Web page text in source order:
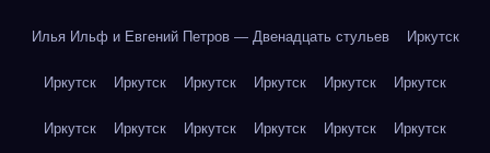
Илья Ильф и Евгений Петров — Двенадцать стульев Иркутск
Иркутск Иркутск Иркутск Иркутск Иркутск Иркутск
Иркутск Иркутск Иркутск Иркутск Иркутск Иркутск